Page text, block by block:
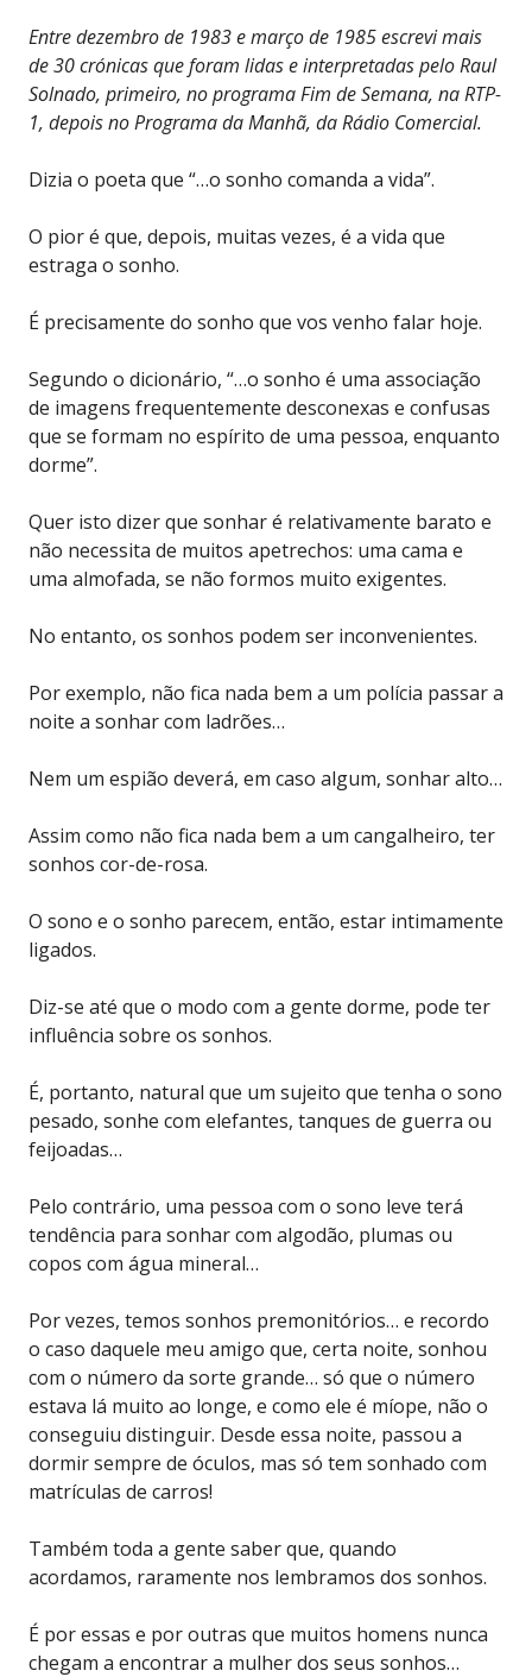
Entre dezembro de 1983 e março de 1985 escrevi mais
de 30 crónicas que foram lidas e interpretadas pelo Raul
Solnado, primeiro, no programa Fim de Semana, na RTP-
1, depois no Programa da Manhã, da Rádio Comercial.
Dizia o poeta que “…o sonho comanda a vida”.
O pior é que, depois, muitas vezes, é a vida que
estraga o sonho.
É precisamente do sonho que vos venho falar hoje.
Segundo o dicionário, “…o sonho é uma associação
de imagens frequentemente desconexas e confusas
que se formam no espírito de uma pessoa, enquanto
dorme”.
Quer isto dizer que sonhar é relativamente barato e
não necessita de muitos apetrechos: uma cama e
uma almofada, se não formos muito exigentes.
No entanto, os sonhos podem ser inconvenientes.
Por exemplo, não fica nada bem a um polícia passar a
noite a sonhar com ladrões…
Nem um espião deverá, em caso algum, sonhar alto…
Assim como não fica nada bem a um cangalheiro, ter
sonhos cor-de-rosa.
O sono e o sonho parecem, então, estar intimamente
ligados.
Diz-se até que o modo com a gente dorme, pode ter
influência sobre os sonhos.
É, portanto, natural que um sujeito que tenha o sono
pesado, sonhe com elefantes, tanques de guerra ou
feijoadas…
Pelo contrário, uma pessoa com o sono leve terá
tendência para sonhar com algodão, plumas ou
copos com água mineral…
Por vezes, temos sonhos premonitórios… e recordo
o caso daquele meu amigo que, certa noite, sonhou
com o número da sorte grande… só que o número
estava lá muito ao longe, e como ele é míope, não o
conseguiu distinguir. Desde essa noite, passou a
dormir sempre de óculos, mas só tem sonhado com
matrículas de carros!
Também toda a gente saber que, quando
acordamos, raramente nos lembramos dos sonhos.
É por essas e por outras que muitos homens nunca
chegam a encontrar a mulher dos seus sonhos…